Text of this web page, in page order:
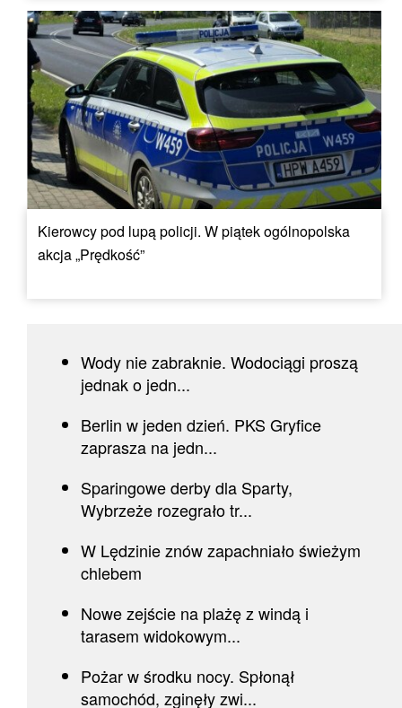
Kierowcy pod lupą policji. W piątek ogólnopolska
akcja „Prędkość”
Wody nie zabraknie. Wodociągi proszą
jednak o jedn...
Berlin w jeden dzień. PKS Gryfice
zaprasza na jedn...
Sparingowe derby dla Sparty,
Wybrzeże rozegrało tr...
W Lędzinie znów zapachniało świeżym
chlebem
Nowe zejście na plażę z windą i
tarasem widokowym...
Pożar w środku nocy. Spłonął
samochód, zginęły zwi...